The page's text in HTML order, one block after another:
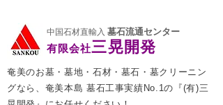
有限会社三晃開発
中国石材直輸入 墓石流通センター
奄美のお墓・墓地・石材・墓石・墓クリーニン
グなら、奄美本島 墓石工事実績No.1の『(有)三